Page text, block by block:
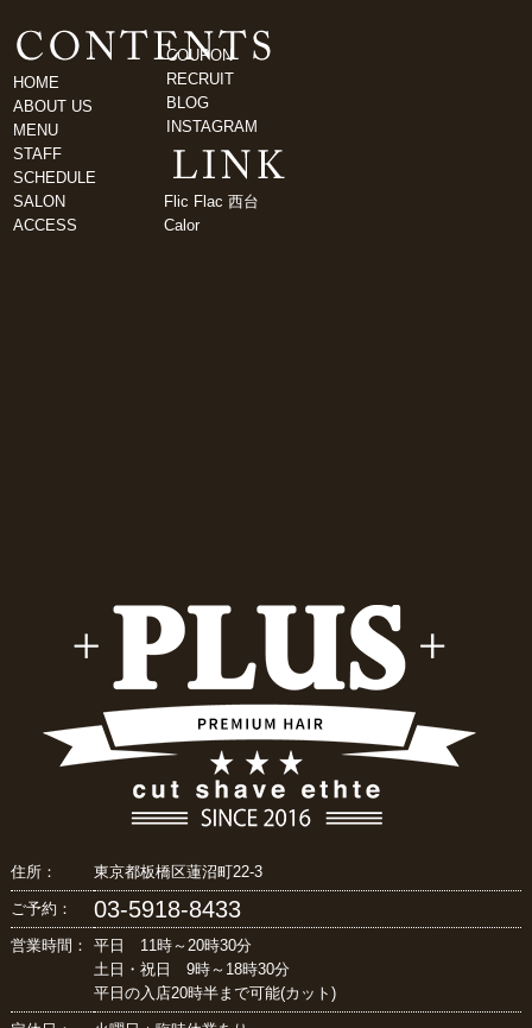
HOME
ABOUT US
MENU
STAFF
SCHEDULE
SALON
ACCESS
COUPON
RECRUIT
BLOG
INSTAGRAM
Flic Flac 西台
Calor
住所： 東京都板橋区蓮沼町22-3
ご予約： 03-5918-8433
営業時間：
平日 11時～20時30分
土日・祝日 9時～18時30分
平日の入店20時半まで可能(カット)